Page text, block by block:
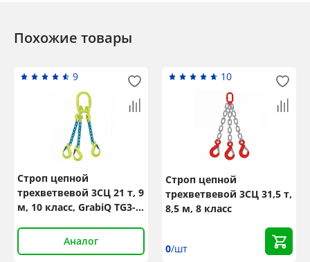
Похожие товары
9
Строп цепной
трехветвевой 3СЦ 21 т, 9
м, 10 класс, GrabiQ TG3-
Аналог
10
Строп цепной
трехветвевой 3СЦ 31,5 т,
8,5 м, 8 класс
0/шт